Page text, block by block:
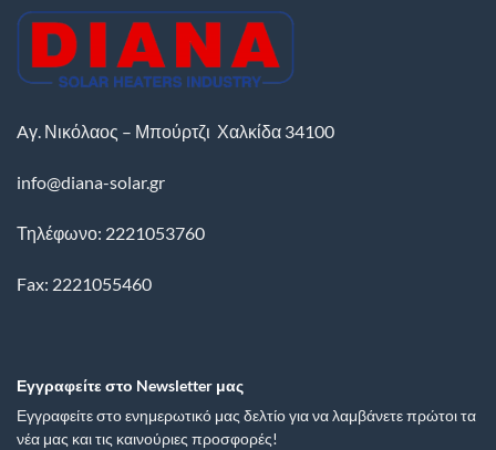
Aγ. Νικόλαος – Μπούρτζι Χαλκίδα 34100
info@diana-solar.gr
Τηλέφωνο: 2221053760
Fax: 2221055460
Εγγραφείτε στο Newsletter μας
Εγγραφείτε στο ενημερωτικό μας δελτίο για να λαμβάνετε πρώτοι τα
νέα μας και τις καινούριες προσφορές!